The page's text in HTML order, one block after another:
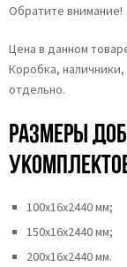
Обратите внимание!
Цена в данном
Коробка,
отдельно.
Размеры
100х16х2440 мм;
150х16х2440 мм;
200х16х2440 мм.